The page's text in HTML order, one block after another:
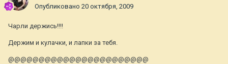
Опубликовано 20 октября, 2009
Чарли держись!!!!
Держим и кулачки, и лапки за тебя.
@@@@@@@@@@@@@@@@@@@@@@@